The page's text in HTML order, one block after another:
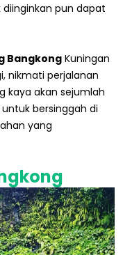
pun dapat
BangkongKuningan
nikmati perjalanan
kaya akan sejumlah
bersinggah di
yang